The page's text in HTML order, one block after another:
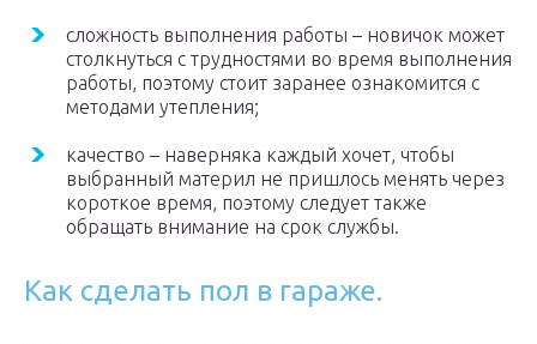
сложность выполнения работы – новичок может
столкнуться с трудностями во время выполнения
работы, поэтому стоит заранее ознакомится с
методами утепления;
качество – наверняка каждый хочет, чтобы
выбранный материл не пришлось менять через
короткое время, поэтому следует также
обращать внимание на срок службы.
Как сделать пол в гараже.